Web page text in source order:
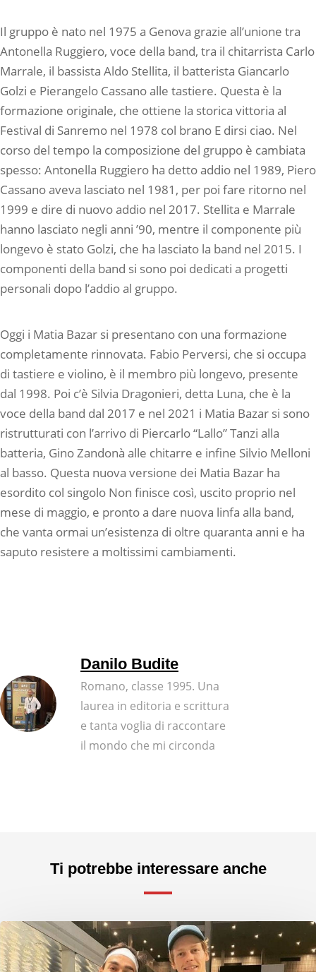
Il gruppo è nato nel 1975 a Genova grazie all’unione tra
Antonella Ruggiero, voce della band, tra il chitarrista Carlo
Marrale, il bassista Aldo Stellita, il batterista Giancarlo
Golzi e Pierangelo Cassano alle tastiere. Questa è la
formazione originale, che ottiene la storica vittoria al
Festival di Sanremo nel 1978 col brano E dirsi ciao. Nel
corso del tempo la composizione del gruppo è cambiata
spesso: Antonella Ruggiero ha detto addio nel 1989, Piero
Cassano aveva lasciato nel 1981, per poi fare ritorno nel
1999 e dire di nuovo addio nel 2017. Stellita e Marrale
hanno lasciato negli anni ’90, mentre il componente più
longevo è stato Golzi, che ha lasciato la band nel 2015. I
componenti della band si sono poi dedicati a progetti
personali dopo l’addio al gruppo.
Oggi i Matia Bazar si presentano con una formazione
completamente rinnovata. Fabio Perversi, che si occupa
di tastiere e violino, è il membro più longevo, presente
dal 1998. Poi c’è Silvia Dragonieri, detta Luna, che è la
voce della band dal 2017 e nel 2021 i Matia Bazar si sono
ristrutturati con l’arrivo di Piercarlo “Lallo” Tanzi alla
batteria, Gino Zandonà alle chitarre e infine Silvio Melloni
al basso. Questa nuova versione dei Matia Bazar ha
esordito col singolo Non finisce così, uscito proprio nel
mese di maggio, e pronto a dare nuova linfa alla band,
che vanta ormai un’esistenza di oltre quaranta anni e ha
saputo resistere a moltissimi cambiamenti.
Danilo Budite
Romano, classe 1995. Una
laurea in editoria e scrittura
e tanta voglia di raccontare
il mondo che mi circonda
Ti potrebbe interessare anche